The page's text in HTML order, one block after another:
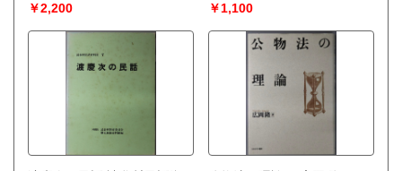
○地図・写真・絵葉書・旅行パンフレットなどの古い紙資料
○和本、浮世絵や木版口絵の刷り物
幅広く対象にしておりますので、買取のご相談ご連絡をお
取り扱い分野
哲学宗教、歴史、社会科学、美術工芸、近代文献、趣味、サ
￥2,200
￥1,100